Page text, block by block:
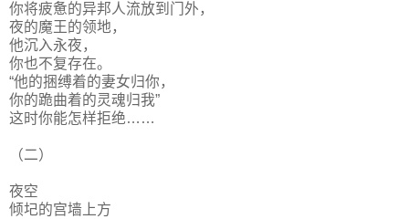
你将疲惫的异邦人流放到门外，
夜的魔王的领地，
他沉入永夜，
你也不复存在。
“他的捆缚着的妻女归你，
你的跪曲着的灵魂归我”
这时你能怎样拒绝……
（二）
夜空
倾圮的宫墙上方